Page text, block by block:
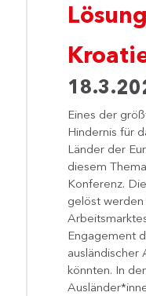
Eines der
Hindernis für
Länder der
diesem
Konferenz.
gelöst
Engagement
ausländischer
könnten. In